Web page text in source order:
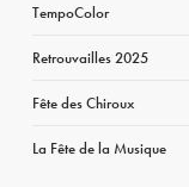
TempoColor
Retrouvailles 2025
Fête des Chiroux
La Fête de la Musique